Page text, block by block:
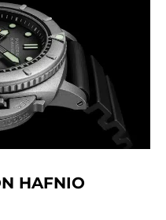
HAFNIO